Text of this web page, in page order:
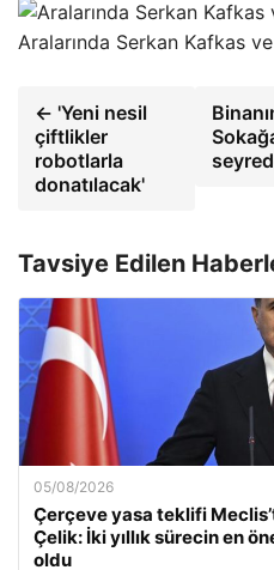
Aralarında Serkan Kafkas
← 'Yeni nesil
çiftlikler
robotlarla
donatılacak'
Tavsiye Edilen
05/08/2026
Çerçeve yasa teklifi
Çelik: İki yıllık sürecin en
oldu